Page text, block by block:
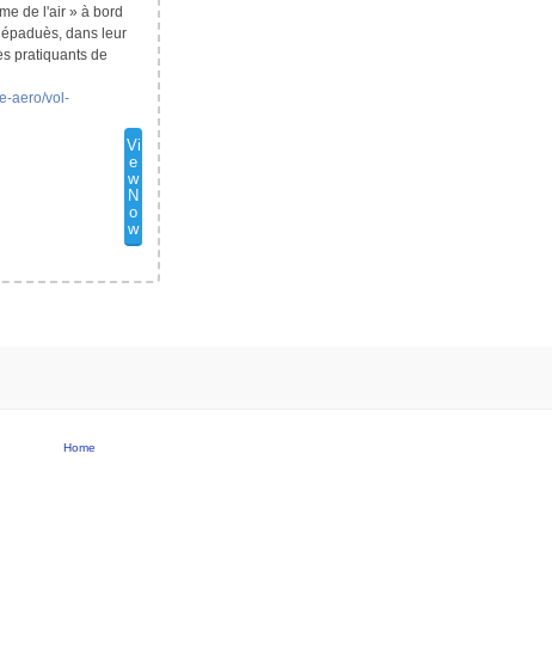
de l'air » à bord
dans leur
pratiquants de
aero/vol-
Vi
e
w
N
o
w
Home